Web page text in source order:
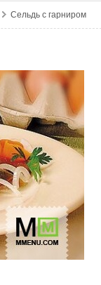
Сельдь с гарниром